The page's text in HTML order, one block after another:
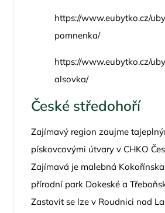
https://www.eubytko.cz/
pomnenka/
https://www.eubytko.cz/
alsovka/
České středohoří
Zajímavý region zaujme
pískovcovými útvary v CHKO
Zajímavá je malebná
přírodní park Dokeské a
Zastavit se lze v Roudnici nad